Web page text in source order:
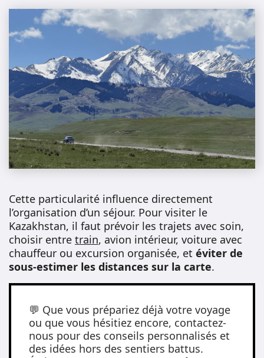
Cette particularité influence directement
l’organisation d’un séjour. Pour visiter le
Kazakhstan, il faut prévoir les trajets avec soin,
choisir entre train, avion intérieur, voiture avec
chauffeur ou excursion organisée, et éviter de
sous-estimer les distances sur la carte.
💬 Que vous prépariez déjà votre voyage
ou que vous hésitiez encore, contactez-
nous pour des conseils personnalisés et
des idées hors des sentiers battus.